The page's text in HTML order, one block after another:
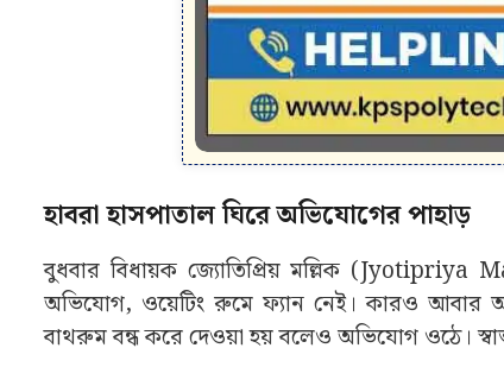
হাবরা হাসপাতাল ঘিরে অভিযোগের পাহাড়
বুধবার বিধায়ক জ্যোতিপ্রিয় মল্লিক (Jyotipriya
অভিযোগ, ওয়েটিং রুমে ফ্যান নেই। কারও আবার
বাথরুম বন্ধ করে দেওয়া হয় বলেও অভিযোগ ওঠে।